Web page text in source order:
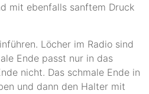
mit ebenfalls sanftem Druck
Löcher im Radio sind
Ende passt nur in das
nicht. Das schmale Ende in
und dann den Halter mit